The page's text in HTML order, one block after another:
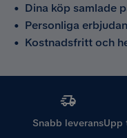
• Dina köp samlade
• Personliga
• Kostnadsfritt och
Snabb leveransUpp